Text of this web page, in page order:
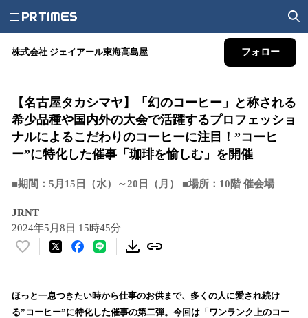
株式会社 ジェイアール東海高島屋 フォロー
【名古屋タカシマヤ】「幻のコーヒー」と称される
希少品種や国内外の大会で活躍するプロフェッショ
ナルによるこだわりのコーヒーに注目！”コーヒ
ー”に特化した催事「珈琲を愉しむ」を開催
■期間：5月15日（水）～20日（月） ■場所：10階 催会場
JRNT
2024年5月8日 15時45分
い
！
数
ほっと一息つきたい時から仕事のお供まで、多くの人に愛され続け
る”コーヒー”に特化した催事の第二弾。今回は「ワンランク上のコー